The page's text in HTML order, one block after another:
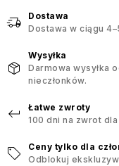
Dostawa
Dostawa w ciągu
Wysyłka
Darmowa wysyłka
nieczłonków.
Łatwe zwroty
100 dni na zwrot dla
Ceny tylko dla
Odblokuj